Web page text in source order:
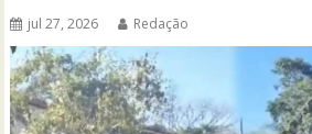
jul 27, 2026 Redação